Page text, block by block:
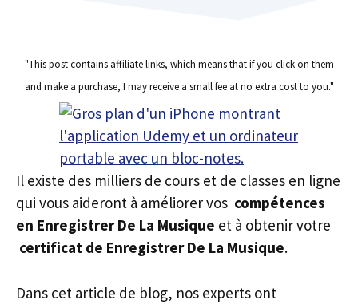
"This post contains affiliate links, which means that if you click on them
and make a purchase, I may receive a small fee at no extra cost to you."
Il existe des milliers de cours et de classes en ligne
qui vous aideront à améliorer vos compétences
en Enregistrer De La Musique et à obtenir votre
certificat de Enregistrer De La Musique.
Dans cet article de blog, nos experts ont